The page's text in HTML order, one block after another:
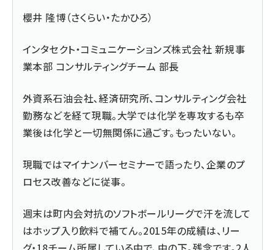
櫻井 隆博（さくらい・たかひろ）
インタセクト・コミュニケーションズ株式会社 新規事
業本部 コンサルティングチーム 部長
外資系石油会社、経済研究所、コンサルティング会社
勤務などを経て現職。大学では化学を専攻するも卒
業後は化学と一切無関係に過ごす。もったいない。
現職ではマイナンバーセミナーで語ったり、企業のプ
ロセス改善などに従事。
週末は町内会対抗のソフトボールリーグで汗を流して
はホップ入り飲料で補てん。2015年の成績は、リー